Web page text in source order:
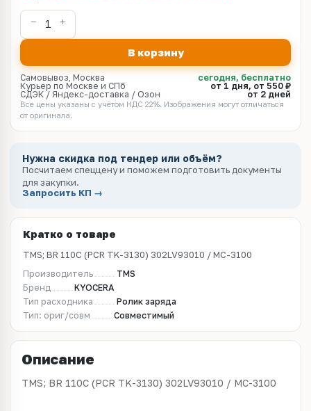
В корзину
Самовывоз, Москва
сегодня, бесплатно
Курьер по Москве и СПб
от 1 дня, от 550 ₽
СДЭК / Яндекс-доставка / Озон
от 2 дней
Все цены указаны с учётом НДС 22%. Изображения могут отличаться
от оригинала.
Нужна скидка под тендер или объём?
Посчитаем спеццену и поможем подготовить документы
для закупки.
Запросить КП →
Кратко о товаре
TMS; BR 110C (PCR TK-3130) 302LV93010 / MC-3100
Производитель
TMS
Бренд
KYOCERA
Тип расходника
Ролик заряда
Тип: ориг/совм
Совместимый
Описание
TMS; BR 110C (PCR TK-3130) 302LV93010 / MC-3100